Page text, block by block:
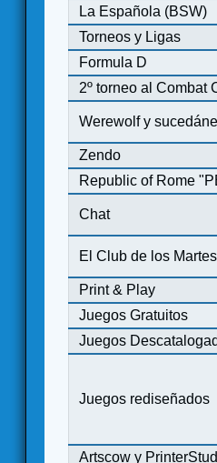
La Española (BSW)
Torneos y Ligas
Formula D
2º torneo al Combat
Werewolf y
Zendo
Republic of Rome
Chat
El Club de los Martes
Print & Play
Juegos Gratuitos
Juegos
Juegos rediseñados
Artscow y